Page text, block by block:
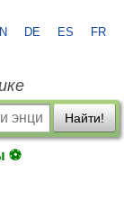
DE ES FR
Найти!
⚽